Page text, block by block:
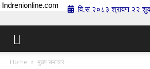
Indrenionline.com वि.सं २०८३ श्रावण २२
Home मुख्य समाचार